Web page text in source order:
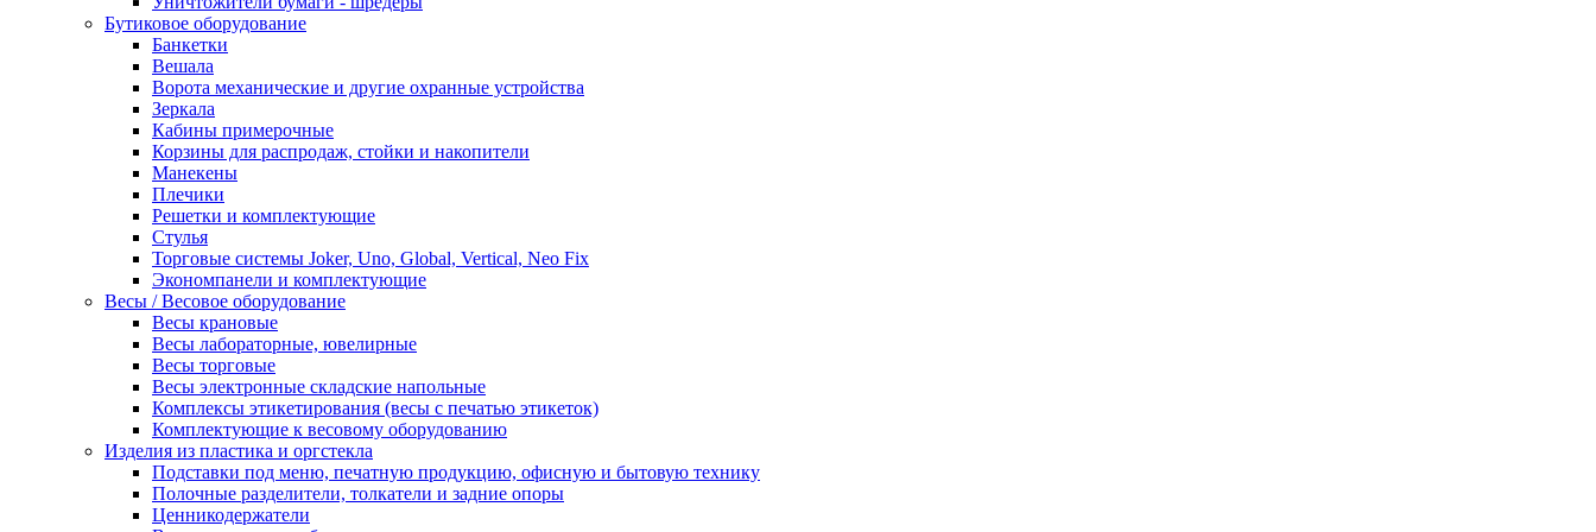
Бутиковое оборудование
Банкетки
Вешала
Ворота механические и другие охранные устройства
Зеркала
Кабины примерочные
Корзины для распродаж, стойки и накопители
Манекены
Плечики
Решетки и комплектующие
Стулья
Торговые системы Joker, Uno, Global, Vertical, Neo Fix
Экономпанели и комплектующие
Весы / Весовое оборудование
Весы крановые
Весы лабораторные, ювелирные
Весы торговые
Весы электронные складские напольные
Комплексы этикетирования (весы с печатью этикеток)
Комплектующие к весовому оборудованию
Изделия из пластика и оргстекла
Подставки под меню, печатную продукцию, офисную и бытовую технику
Полочные разделители, толкатели и задние опоры
Ценникодержатели